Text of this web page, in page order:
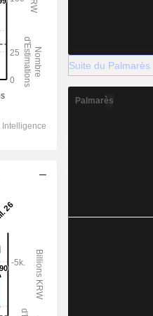
Suite du Palmarès
Palmarès